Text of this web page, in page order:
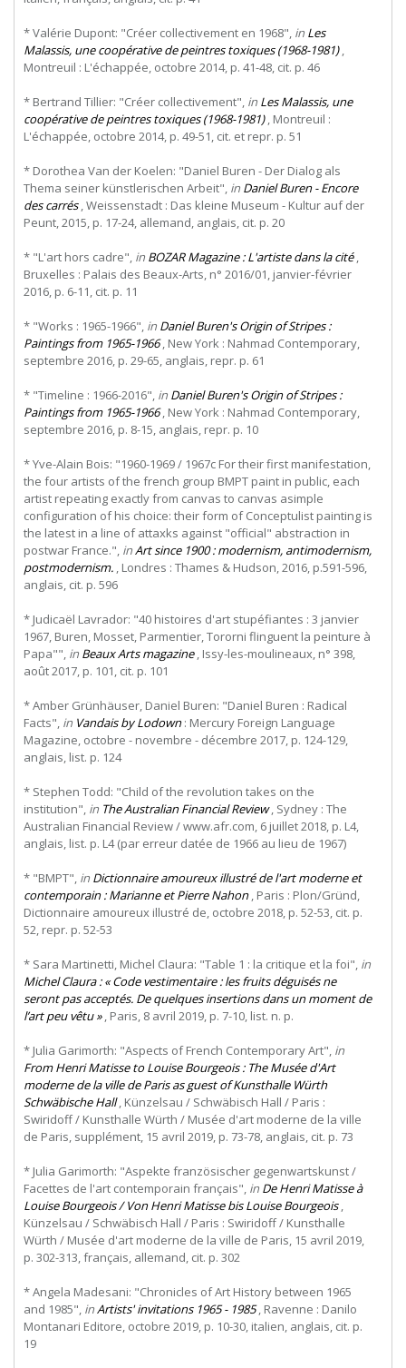
* Valérie Dupont: "Créer collectivement en 1968", in Les
Malassis, une coopérative de peintres toxiques (1968-1981),
Montreuil : L'échappée, octobre 2014, p. 41-48, cit. p. 46
* Bertrand Tillier: "Créer collectivement", in Les Malassis, une
coopérative de peintres toxiques (1968-1981), Montreuil :
L'échappée, octobre 2014, p. 49-51, cit. et repr. p. 51
* Dorothea Van der Koelen: "Daniel Buren - Der Dialog als
Thema seiner künstlerischen Arbeit", in Daniel Buren - Encore
des carrés, Weissenstadt : Das kleine Museum - Kultur auf der
Peunt, 2015, p. 17-24, allemand, anglais, cit. p. 20
* "L'art hors cadre", in BOZAR Magazine : L'artiste dans la cité,
Bruxelles : Palais des Beaux-Arts, n° 2016/01, janvier-février
2016, p. 6-11, cit. p. 11
* "Works : 1965-1966", in Daniel Buren's Origin of Stripes :
Paintings from 1965-1966, New York : Nahmad Contemporary,
septembre 2016, p. 29-65, anglais, repr. p. 61
* "Timeline : 1966-2016", in Daniel Buren's Origin of Stripes :
Paintings from 1965-1966, New York : Nahmad Contemporary,
septembre 2016, p. 8-15, anglais, repr. p. 10
* Yve-Alain Bois: "1960-1969 / 1967c For their first manifestation,
the four artists of the french group BMPT paint in public, each
artist repeating exactly from canvas to canvas asimple
configuration of his choice: their form of Conceptulist painting is
the latest in a line of attaxks against "official" abstraction in
postwar France.", inArt since 1900 : modernism, antimodernism,
postmodernism. , Londres : Thames & Hudson, 2016, p.591-596,
anglais, cit. p. 596
* Judicaël Lavrador: "40 histoires d'art stupéfiantes : 3 janvier
1967, Buren, Mosset, Parmentier, Tororni flinguent la peinture à
Papa"", in Beaux Arts magazine, Issy-les-moulineaux, n° 398,
août 2017, p. 101, cit. p. 101
* Amber Grünhäuser, Daniel Buren: "Daniel Buren : Radical
Facts", in Vandais by Lodown: Mercury Foreign Language
Magazine, octobre - novembre - décembre 2017, p. 124-129,
anglais, list. p. 124
* Stephen Todd: "Child of the revolution takes on the
institution", in The Australian Financial Review, Sydney : The
Australian Financial Review / www.afr.com, 6 juillet 2018, p. L4,
anglais, list. p. L4 (par erreur datée de 1966 au lieu de 1967)
* "BMPT", in Dictionnaire amoureux illustré de l'art moderne et
contemporain : Marianne et Pierre Nahon, Paris : Plon/Gründ,
Dictionnaire amoureux illustré de, octobre 2018, p. 52-53, cit. p.
52, repr. p. 52-53
* Sara Martinetti, Michel Claura: "Table 1 : la critique et la foi", in
Michel Claura : « Code vestimentaire : les fruits déguisés ne
seront pas acceptés. De quelques insertions dans un moment de
l’art peu vêtu », Paris, 8 avril 2019, p. 7-10, list. n. p.
* Julia Garimorth: "Aspects of French Contemporary Art", in
From Henri Matisse to Louise Bourgeois : The Musée d'Art
moderne de la ville de Paris as guest of Kunsthalle Würth
Schwäbische Hall, Künzelsau / Schwäbisch Hall / Paris :
Swiridoff / Kunsthalle Würth / Musée d'art moderne de la ville
de Paris, supplément, 15 avril 2019, p. 73-78, anglais, cit. p. 73
* Julia Garimorth: "Aspekte französischer gegenwartskunst /
Facettes de l'art contemporain français", in De Henri Matisse à
Louise Bourgeois / Von Henri Matisse bis Louise Bourgeois,
Künzelsau / Schwäbisch Hall / Paris : Swiridoff / Kunsthalle
Würth / Musée d'art moderne de la ville de Paris, 15 avril 2019,
p. 302-313, français, allemand, cit. p. 302
* Angela Madesani: "Chronicles of Art History between 1965
and 1985", inArtists' invitations 1965 - 1985, Ravenne : Danilo
Montanari Editore, octobre 2019, p. 10-30, italien, anglais, cit. p.
19